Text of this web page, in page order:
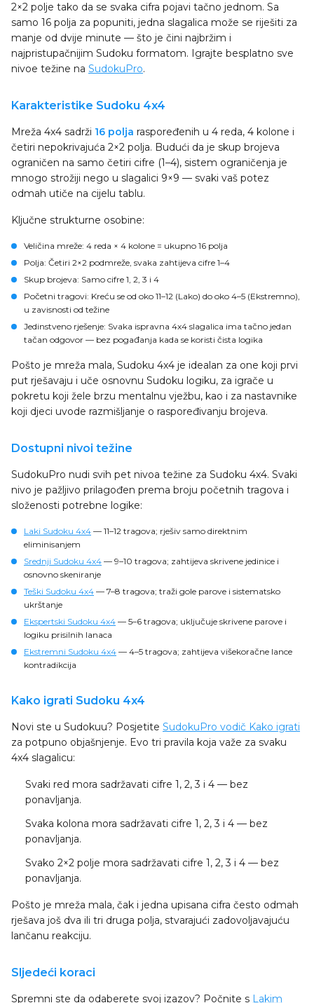
2×2 polje tako da se svaka cifra pojavi tačno jednom. Sa
samo 16 polja za popuniti, jedna slagalica može se riješiti za
manje od dvije minute — što je čini najbržim i
najpristupačnijim Sudoku formatom. Igrajte besplatno sve
nivoe težine na SudokuPro.
Karakteristike Sudoku 4x4
Mreža 4x4 sadrži 16 polja raspoređenih u 4 reda, 4 kolone i
četiri nepokrivajuća 2×2 polja. Budući da je skup brojeva
ograničen na samo četiri cifre (1–4), sistem ograničenja je
mnogo strožiji nego u slagalici 9×9 — svaki vaš potez
odmah utiče na cijelu tablu.
Ključne strukturne osobine:
Veličina mreže: 4 reda × 4 kolone = ukupno 16 polja
Polja: Četiri 2×2 podmreže, svaka zahtijeva cifre 1–4
Skup brojeva: Samo cifre 1, 2, 3 i 4
Početni tragovi: Kreću se od oko 11–12 (Lako) do oko 4–5 (Ekstremno),
u zavisnosti od težine
Jedinstveno rješenje: Svaka ispravna 4x4 slagalica ima tačno jedan
tačan odgovor — bez pogađanja kada se koristi čista logika
Pošto je mreža mala, Sudoku 4x4 je idealan za one koji prvi
put rješavaju i uče osnovnu Sudoku logiku, za igrače u
pokretu koji žele brzu mentalnu vježbu, kao i za nastavnike
koji djeci uvode razmišljanje o raspoređivanju brojeva.
Dostupni nivoi težine
SudokuPro nudi svih pet nivoa težine za Sudoku 4x4. Svaki
nivo je pažljivo prilagođen prema broju početnih tragova i
složenosti potrebne logike:
Laki Sudoku 4x4 — 11–12 tragova; rješiv samo direktnim
eliminisanjem
Srednji Sudoku 4x4 — 9–10 tragova; zahtijeva skrivene jedinice i
osnovno skeniranje
Teški Sudoku 4x4 — 7–8 tragova; traži gole parove i sistematsko
ukrštanje
Ekspertski Sudoku 4x4 — 5–6 tragova; uključuje skrivene parove i
logiku prisilnih lanaca
Ekstremni Sudoku 4x4 — 4–5 tragova; zahtijeva višekoračne lance
kontradikcija
Kako igrati Sudoku 4x4
Novi ste u Sudokuu? Posjetite SudokuPro vodič Kako igrati
za potpuno objašnjenje. Evo tri pravila koja važe za svaku
4x4 slagalicu:
Svaki red mora sadržavati cifre 1, 2, 3 i 4 — bez
ponavljanja.
Svaka kolona mora sadržavati cifre 1, 2, 3 i 4 — bez
ponavljanja.
Svako 2×2 polje mora sadržavati cifre 1, 2, 3 i 4 — bez
ponavljanja.
Pošto je mreža mala, čak i jedna upisana cifra često odmah
rješava još dva ili tri druga polja, stvarajući zadovoljavajuću
lančanu reakciju.
Sljedeći koraci
Spremni ste da odaberete svoj izazov? Počnite s Lakim